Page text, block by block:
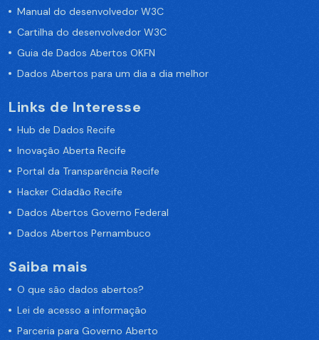
Manual do desenvolvedor W3C
Cartilha do desenvolvedor W3C
Guia de Dados Abertos OKFN
Dados Abertos para um dia a dia melhor
Links de Interesse
Hub de Dados Recife
Inovação Aberta Recife
Portal da Transparência Recife
Hacker Cidadão Recife
Dados Abertos Governo Federal
Dados Abertos Pernambuco
Saiba mais
O que são dados abertos?
Lei de acesso a informação
Parceria para Governo Aberto